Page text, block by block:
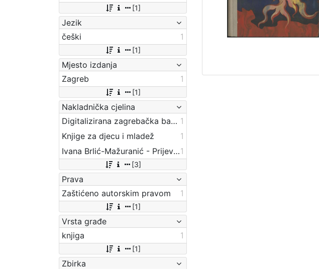
[1]
Jezik
češki
1
[1]
Mjesto izdanja
Zagreb
1
[1]
Nakladnička cjelina
Digitalizirana zagrebačka baština 1
Knjige za djecu i mladež
1
Ivana Brlić-Mažuranić - Prijevodi1
[3]
Prava
Zaštićeno autorskim pravom
1
[1]
Vrsta građe
knjiga
1
[1]
Zbirka